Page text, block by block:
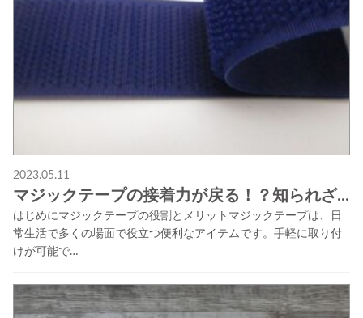
2023.05.11
マジックテープの接着力が戻る！？知られざ...
はじめにマジックテープの役割とメリットマジックテープは、日
常生活で多くの場面で役立つ便利なアイテムです。手軽に取り付
けが可能で…